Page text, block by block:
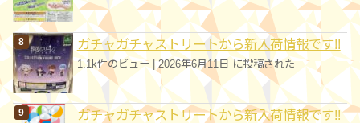
ガチャガチャストリートから新入荷情報です!!
1.1k件のビュー |2026年6月11日 に投稿された
ガチャガチャストリートから新入荷情報です!!